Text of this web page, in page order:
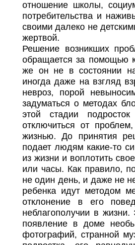
отношение школы,
потребительства и
своими далеко не
жертвой.
Решение возникших
обращается за помощью
же он не в состоянии
иногда даже на взгляд
невроз, порой
задуматься о методах
этой стадии
отключиться от
жизнью. До принятия
подает людям какие-то
из жизни и воплотить
или часы. Как правило,
не один день, и даже не
ребенка идут методом
отклонение в его
неблагополучии в
появление в доме
фотографий, странной